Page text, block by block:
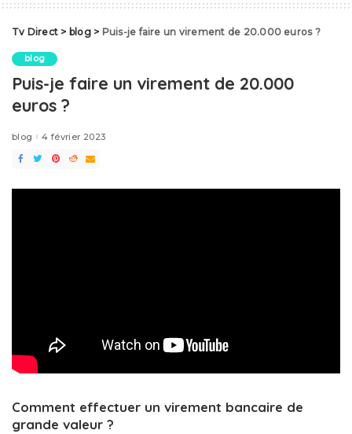
Tv Direct > blog> Puis-je faire un virement de 20.000 euros ?
blog
Puis-je faire un virement de 20.000
euros ?
blog 4 février 2023
Comment effectuer un virement bancaire de
grande valeur ?